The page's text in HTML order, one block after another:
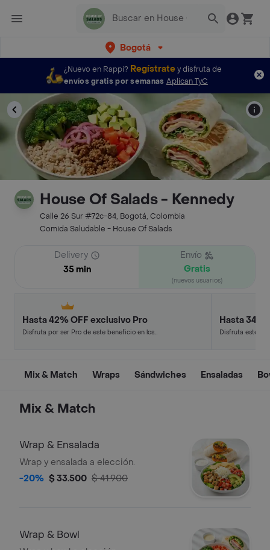
Bogotá
¿Nuevo en Rappi? Regístratey disfruta de
envíos gratis por semanas Aplican TyC
House Of Salads - Kennedy
Calle 26 Sur #72c-84, Bogotá, Colombia
Comida Saludable - House Of Salads
Delivery
35 min
Envío
Gratis
(nuevos usuarios)
Hasta 42% OFF exclusivo Pro
Disfruta por ser Pro de este beneficio en los
Hasta 34%
Disfruta este
Mix & Match Wraps Sándwiches Ensaladas
Mix & Match
Wrap & Ensalada
Wrap y ensalada a elección.
-20% $ 33.500 $ 41.900
Wrap & Bowl